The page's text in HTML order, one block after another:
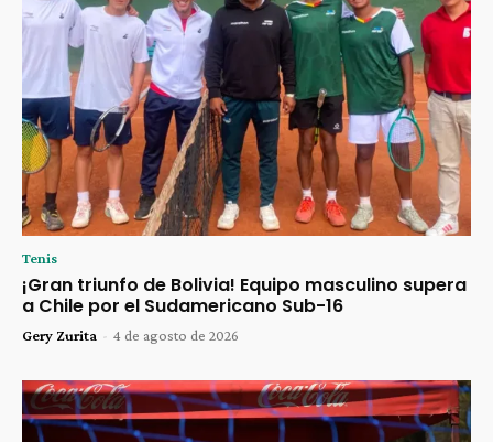
Tenis
¡Gran triunfo de Bolivia! Equipo masculino supera
a Chile por el Sudamericano Sub-16
Gery Zurita - 4 de agosto de 2026